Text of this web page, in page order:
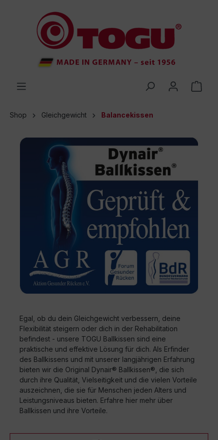
springen
Shop Gleichgewicht Balancekissen
Egal, ob du dein Gleichgewicht verbessern, deine
Flexibilität steigern oder dich in der Rehabilitation
befindest - unsere TOGU Ballkissen sind eine
praktische und effektive Lösung für dich. Als Erfinder
des Ballkissens und mit unserer langjährigen Erfahrung
bieten wir die Original Dynair® Ballkissen®, die sich
durch ihre Qualität, Vielseitigkeit und die vielen Vorteile
auszeichnen, die sie für Menschen jeden Alters und
Leistungsniveaus bieten. Erfahre hier mehr über
Ballkissen und ihre Vorteile.